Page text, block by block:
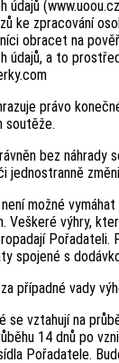
údajů
ke zpracování
obracet na
údajů, a to
právo
soutěže.
bez náhrady
jednostranně
možné vymáhat
Veškeré výhry,
Pořadateli.
spojené s
případné vady
vztahují na
14 dnů po
Pořadatele.